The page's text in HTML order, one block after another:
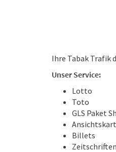
Ihre Tabak Trafik
Unser Service:
Lotto
Toto
GLS Paket
Billets
Zeitschriften